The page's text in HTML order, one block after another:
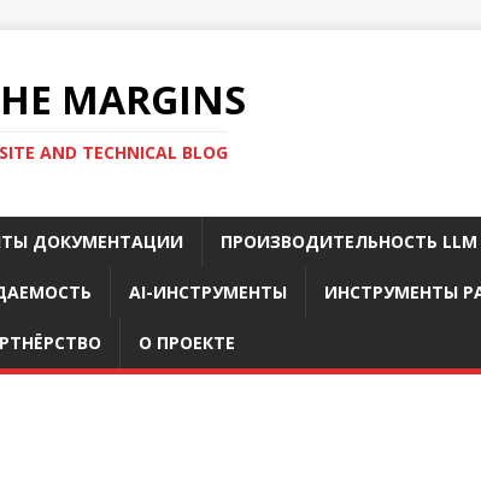
MARGINS
AND TECHNICAL BLOG
ДОКУМЕНТАЦИИ ПРОИЗВОДИТЕЛЬНОСТЬ LLM
AI-ИНСТРУМЕНТЫ ИНСТРУМЕНТЫ
О ПРОЕКТЕ